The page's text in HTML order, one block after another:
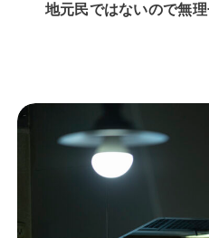
地元民ではないので無理